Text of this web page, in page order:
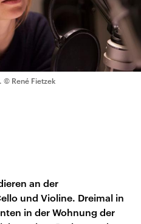
© René Fietzek
an der
und Violine. Dreimal in
in der Wohnung der